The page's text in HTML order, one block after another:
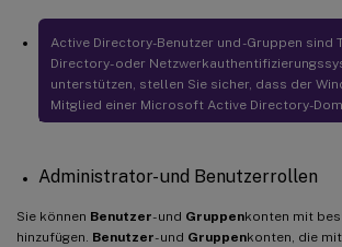
Active Directory-Benutzer und -Gruppen sind
Directory- oder
unterstützen, stellen Sie sicher, dass der
Mitglied einer Microsoft Active Directory-
Administrator- und Benutzerrollen
Sie können Benutzer- und Gruppenkonten mit
hinzufügen. Benutzer- und Gruppenkonten, die